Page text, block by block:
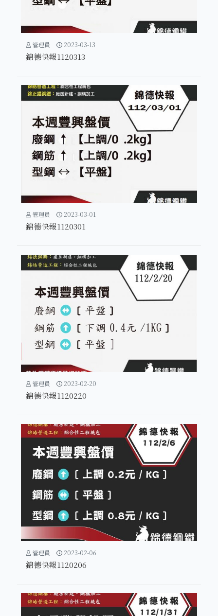
管理員 2023-03-13
錦德快報1120313
管理員 2023-03-01
錦德快報1120301
管理員 2023-02-20
錦德快報1120220
管理員 2023-02-06
錦德快報1120206